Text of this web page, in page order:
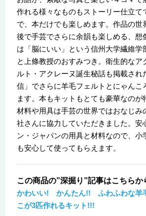
作れる様々なものもストーリー仕立て
で、本だけでも楽しめます。作品の世
後で手芸でさらに余韻も楽しめる、想
は「脳にいい」という信州大学繊維学
と上條教授のおすみつき。衛生的なア
ルト・アクレーヌ誕生秘話も掲載され
信」でさらに羊毛フェルトとにゃんこ
ます。本もキットもとても豪華なのが
材料や用具は手芸の世界ではおなじみ
社さんに協力していただきました。安
ン・ジャパンの用具と材料なので、小
も安心して使ってもらえます。
この商品の”深掘り”記事はこちらか
かわいい! かんたん!! ふわふわな羊
こが3匹作れるキット!!!